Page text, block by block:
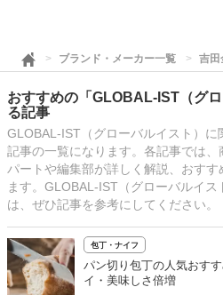
ブランド・メーカー一覧 吉田
おすすめの「GLOBAL-IST（グ
る記事
GLOBAL-IST（グローバルイスト）に
記事の一覧になります。各記事では
パートや編集部が詳しく解説、おす
ます。GLOBAL-IST（グローバルイ
は、ぜひ記事を参考にしてください。
包丁・ナイフ
パン切り包丁の人気おす
イ・美味しさ倍増